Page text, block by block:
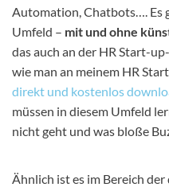
Automation, Chatbots…. Es
Umfeld – mit und ohne
das auch an der HR Start-
wie man an meinem HR
direkt und kostenlos
müssen in diesem Umfeld
nicht geht und was bloße
Ähnlich ist es im Bereich